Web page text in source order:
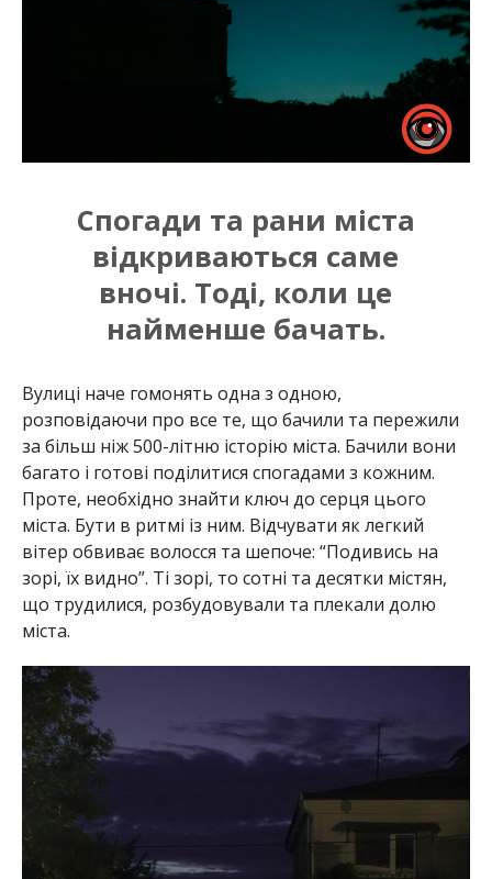
Спогади та рани міста
відкриваються саме
вночі. Тоді, коли це
найменше бачать.
Вулиці наче гомонять одна з одною,
розповідаючи про все те, що бачили та пережили
за більш ніж 500-літню історію міста. Бачили вони
багато і готові поділитися спогадами з кожним.
Проте, необхідно знайти ключ до серця цього
міста. Бути в ритмі із ним. Відчувати як легкий
вітер обвиває волосся та шепоче: “Подивись на
зорі, їх видно”. Ті зорі, то сотні та десятки містян,
що трудилися, розбудовували та плекали долю
міста.